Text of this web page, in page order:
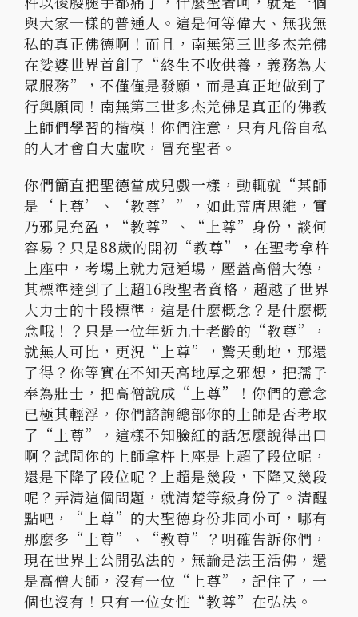
與大家一樣的普通人。這是何等偉大、無我無
私的真正佛德啊！而且，南無第三世多杰羌佛
在娑婆世界首創了“終生不收供養，義務為大
眾服務”，不僅僅是發願，而是真正地做到了
行與願同！南無第三世多杰羌佛是真正的佛教
上師們學習的楷模！你們注意，只有凡俗自私
的人才會自大虛吹，冒充聖者。
你們簡直把聖德當成兒戲一樣，動輒就“某師
是‘上尊’、‘教尊’”，如此荒唐思維，實
乃邪見充盈，“教尊”、“上尊”身份，談何
容易？只是88歲的開初“教尊”，在聖考拿杵
上座中，考場上就力冠通場，壓蓋高僧大德，
其標準達到了上超16段聖者資格，超越了世界
大力士的十段標準，這是什麼概念？是什麼概
念哦！？只是一位年近九十老齡的“教尊”，
就無人可比，更況“上尊”，驚天動地，那還
了得？你等實在不知天高地厚之邪想，把孺子
奉為壯士，把高僧說成“上尊”！你們的意念
已極其輕浮，你們諮詢總部你的上師是否考取
了“上尊”，這樣不知臉紅的話怎麼說得出口
啊？試問你的上師拿杵上座是上超了段位呢，
還是下降了段位呢？上超是幾段，下降又幾段
呢？弄清這個問題，就清楚等級身份了。清醒
點吧，“上尊”的大聖德身份非同小可，哪有
那麼多“上尊”、“教尊”？明確告訴你們，
現在世界上公開弘法的，無論是法王活佛，還
是高僧大師，沒有一位“上尊”，記住了，一
個也沒有！只有一位女性“教尊”在弘法。